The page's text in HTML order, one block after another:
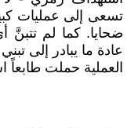
تسعى إلى عمليات
ضحايا. كما لم تتبنَّ
عادة ما يبادر إلى
العملية حملت طابعاً